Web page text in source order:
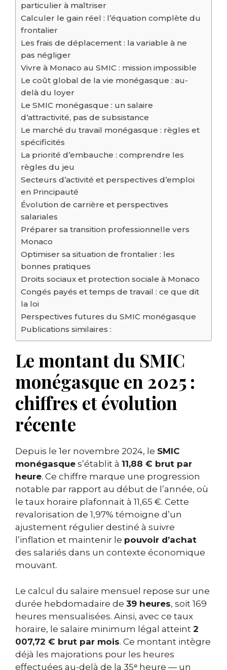
particulier à maîtriser
Calculer le gain réel : l’équation complète du
frontalier
Les frais de déplacement : la variable à ne
pas négliger
Vivre à Monaco au SMIC : mission impossible
Le coût global de la vie monégasque : au-
delà du loyer
Le SMIC monégasque : un salaire
d’attractivité, pas de subsistance
Le marché du travail monégasque : règles et
spécificités
La priorité d’embauche : comprendre les
règles du jeu
Secteurs d’activité et perspectives d’emploi
en Principauté
Évolution de carrière et perspectives
salariales
Préparer sa transition professionnelle vers
Monaco
Optimiser sa situation de frontalier : les
bonnes pratiques
Droits sociaux et protection sociale à Monaco
Congés payés et temps de travail : ce que dit
la loi
Perspectives futures du SMIC monégasque
Publications similaires :
Le montant du SMIC
monégasque en 2025 :
chiffres et évolution
récente
Depuis le 1er novembre 2024, le SMIC
monégasque s’établit à 11,88 € brut par
heure. Ce chiffre marque une progression
notable par rapport au début de l’année, où
le taux horaire plafonnait à 11,65 €. Cette
revalorisation de 1,97% témoigne d’un
ajustement régulier destiné à suivre
l’inflation et maintenir le pouvoir d’achat
des salariés dans un contexte économique
mouvant.
Le calcul du salaire mensuel repose sur une
durée hebdomadaire de 39 heures, soit 169
heures mensualisées. Ainsi, avec ce taux
horaire, le salaire minimum légal atteint 2
007,72 € brut par mois. Ce montant intègre
déjà les majorations pour les heures
effectuées au-delà de la 35ᵉ heure — un